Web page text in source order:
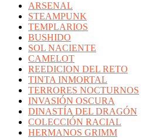
ARSENAL
STEAMPUNK
TEMPLARIOS
BUSHIDO
SOL NACIENTE
CAMELOT
REEDICION DEL RETO
TINTA INMORTAL
TERRORES NOCTURNOS
INVASIÓN OSCURA
DINASTÍA DEL DRAGÓN
COLECCIÓN RACIAL
HERMANOS GRIMM